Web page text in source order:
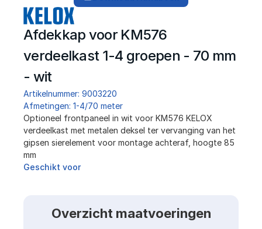
Afdekkap voor KM576
verdeelkast 1-4 groepen - 70 mm
- wit
Artikelnummer: 9003220
Afmetingen: 1-4/70 meter
Optioneel frontpaneel in wit voor KM576 KELOX
verdeelkast met metalen deksel ter vervanging van het
gipsen sierelement voor montage achteraf, hoogte 85
mm
Geschikt voor
Overzicht maatvoeringen